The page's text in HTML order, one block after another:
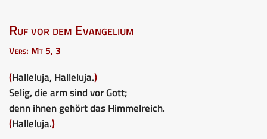
Ruf vor dem Evangelium
Vers: Mt 5, 3
(Halleluja, Halleluja.)
Selig, die arm sind vor Gott;
denn ihnen gehört das Himmelreich.
(Halleluja.)